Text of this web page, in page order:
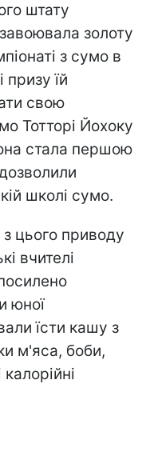
штату
золоту
з сумо в
призу їй
свою
Тотторі Йохоку
стала першою
школі сумо.
цього приводу
вчителі
юної
їсти кашу з
м'яса, боби,